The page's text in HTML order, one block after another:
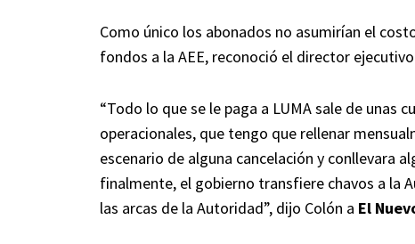
Como único los abonados no asumirían el
fondos a la AEE, reconoció el director
“Todo lo que se le paga a LUMA sale de unas
operacionales, que tengo que rellenar
escenario de alguna cancelación y conllevara
finalmente, el gobierno transfiere chavos a la
las arcas de la Autoridad”, dijo Colón a El